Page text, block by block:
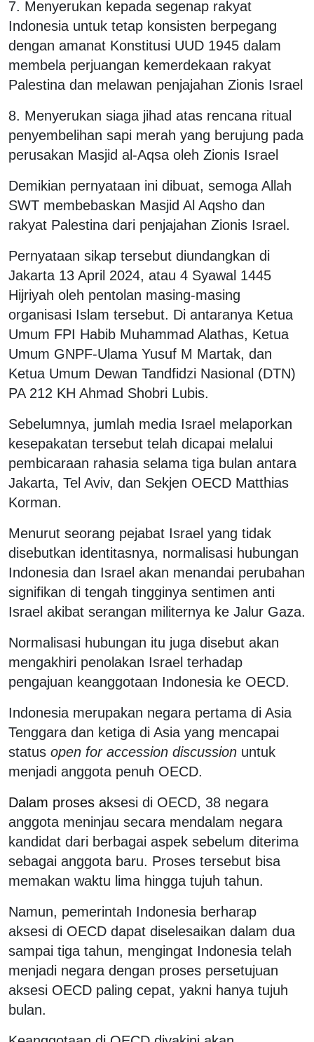
7. Menyerukan kepada segenap rakyat
Indonesia untuk tetap konsisten berpegang
dengan amanat Konstitusi UUD 1945 dalam
membela perjuangan kemerdekaan rakyat
Palestina dan melawan penjajahan Zionis Israel
8. Menyerukan siaga jihad atas rencana ritual
penyembelihan sapi merah yang berujung pada
perusakan Masjid al-Aqsa oleh Zionis Israel
Demikian pernyataan ini dibuat, semoga Allah
SWT membebaskan Masjid Al Aqsho dan
rakyat Palestina dari penjajahan Zionis Israel.
Pernyataan sikap tersebut diundangkan di
Jakarta 13 April 2024, atau 4 Syawal 1445
Hijriyah oleh pentolan masing-masing
organisasi Islam tersebut. Di antaranya Ketua
Umum FPI Habib Muhammad Alathas, Ketua
Umum GNPF-Ulama Yusuf M Martak, dan
Ketua Umum Dewan Tandfidzi Nasional (DTN)
PA 212 KH Ahmad Shobri Lubis.
Sebelumnya, jumlah media Israel melaporkan
kesepakatan tersebut telah dicapai melalui
pembicaraan rahasia selama tiga bulan antara
Jakarta, Tel Aviv, dan Sekjen OECD Matthias
Korman.
Menurut seorang pejabat Israel yang tidak
disebutkan identitasnya, normalisasi hubungan
Indonesia dan Israel akan menandai perubahan
signifikan di tengah tingginya sentimen anti
Israel akibat serangan militernya ke Jalur Gaza.
Normalisasi hubungan itu juga disebut akan
mengakhiri penolakan Israel terhadap
pengajuan keanggotaan Indonesia ke OECD.
Indonesia merupakan negara pertama di Asia
Tenggara dan ketiga di Asia yang mencapai
status open for accession discussion untuk
menjadi anggota penuh OECD.
Dalam proses aksesi di OECD, 38 negara
anggota meninjau secara mendalam negara
kandidat dari berbagai aspek sebelum diterima
sebagai anggota baru. Proses tersebut bisa
memakan waktu lima hingga tujuh tahun.
Namun, pemerintah Indonesia berharap
aksesi di OECD dapat diselesaikan dalam dua
sampai tiga tahun, mengingat Indonesia telah
menjadi negara dengan proses persetujuan
aksesi OECD paling cepat, yakni hanya tujuh
bulan.